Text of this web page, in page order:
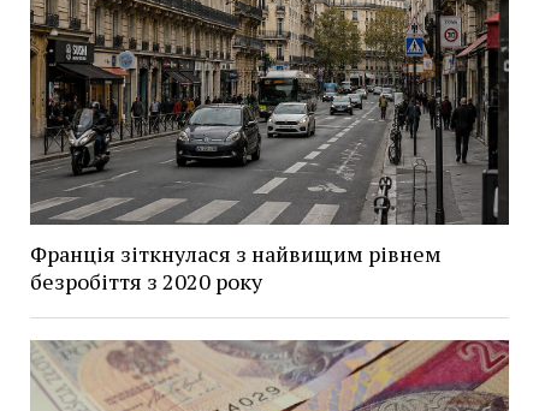
Франція зіткнулася з найвищим рівнем
безробіття з 2020 року